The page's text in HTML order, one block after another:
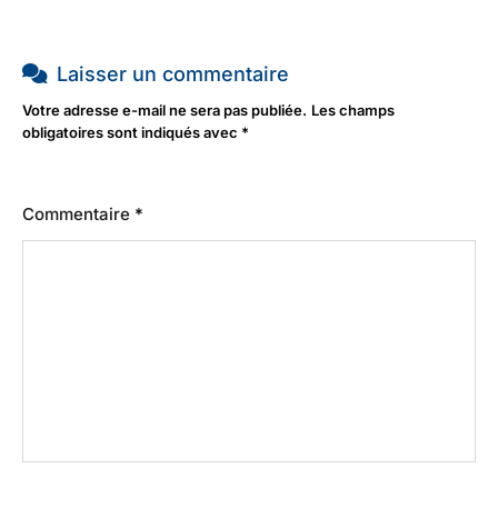
Laisser un commentaire
Votre adresse e-mail ne sera pas publiée. Les champs
obligatoires sont indiqués avec *
Commentaire *